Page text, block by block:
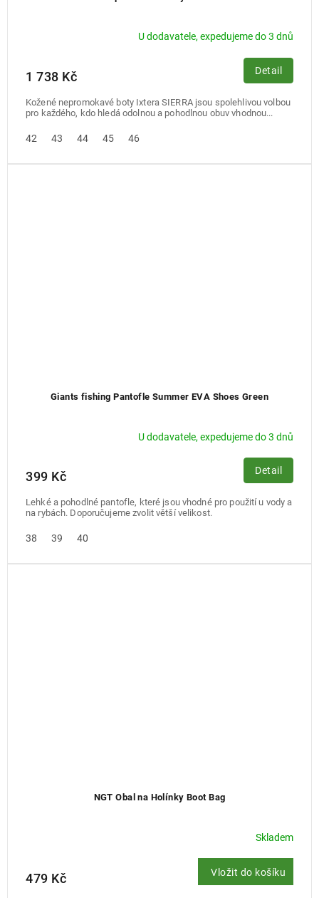
U dodavatele, expedujeme do 3 dnů
1 738 Kč Detail
Kožené nepromokavé boty Ixtera SIERRA jsou spolehlivou volbou
pro každého, kdo hledá odolnou a pohodlnou obuv vhodnou...
42 43 44 45 46
Giants fishing Pantofle Summer EVA Shoes Green
U dodavatele, expedujeme do 3 dnů
399 Kč Detail
Lehké a pohodlné pantofle, které jsou vhodné pro použití u vody a
na rybách. Doporučujeme zvolit větší velikost.
38 39 40
NGT Obal na Holínky Boot Bag
Skladem
479 Kč Vložit do košíku